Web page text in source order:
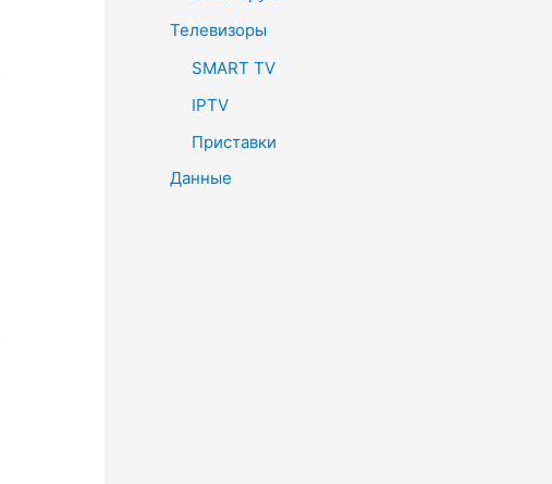
Телевизоры
SMART TV
IPTV
Приставки
Данные